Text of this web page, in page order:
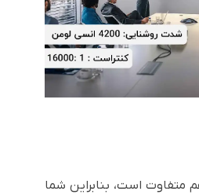
متفاوت است، بنابراین شما